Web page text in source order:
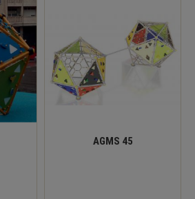
AGMS 45